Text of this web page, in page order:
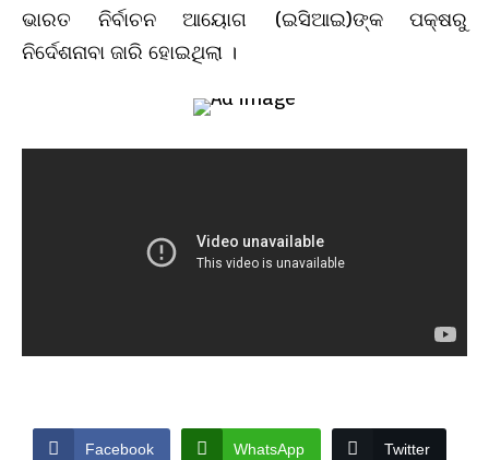
ଭାରତ ନିର୍ବାଚନ ଆୟୋଗ (ଇସିଆଇ)ଙ୍କ ପକ୍ଷରୁ
ନିର୍ଦେଶନାବା ଜାରି ହୋଇଥିଲା ।
Facebook WhatsApp Twitter